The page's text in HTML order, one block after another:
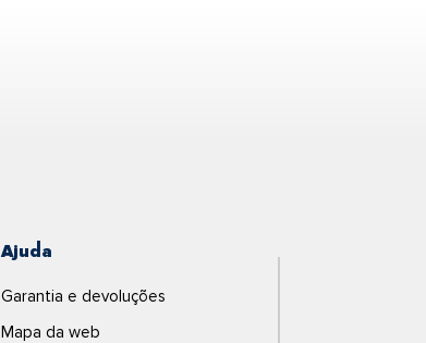
Ajuda
Garantia e devoluções
Mapa da web